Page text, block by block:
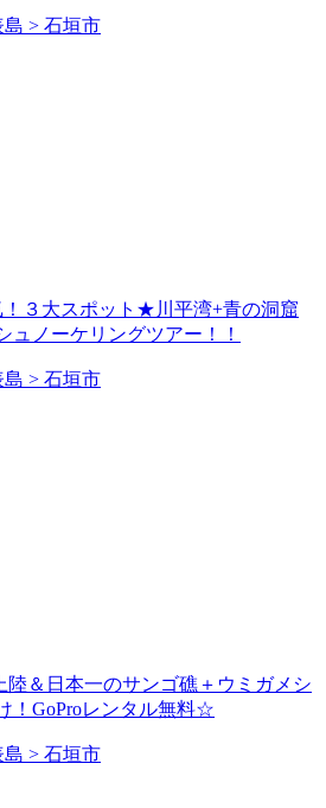
> 石垣市
！３大スポット★川平湾+青の洞窟
ュノーケリングツアー！！
> 石垣市
陸＆日本一のサンゴ礁＋ウミガメシ
！GoProレンタル無料☆
> 石垣市